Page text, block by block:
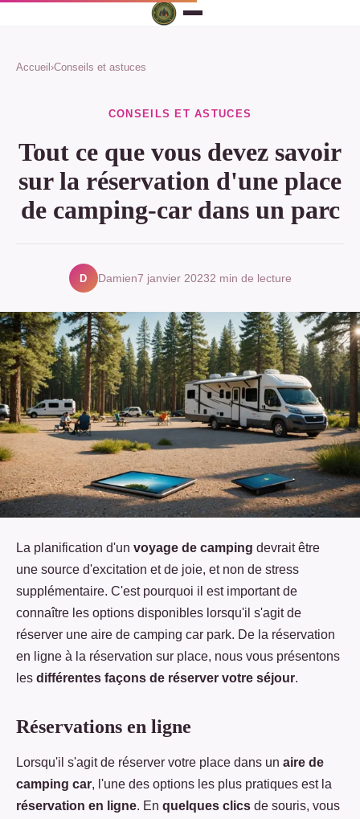
Accueil ›Conseils et astuces
CONSEILS ET ASTUCES
Tout ce que vous devez savoir
sur la réservation d'une place
de camping-car dans un parc
D Damien7 janvier 20232 min de lecture
La planification d'un voyage de camping devrait être
une source d'excitation et de joie, et non de stress
supplémentaire. C'est pourquoi il est important de
connaître les options disponibles lorsqu'il s'agit de
réserver une aire de camping car park. De la réservation
en ligne à la réservation sur place, nous vous présentons
les différentes façons de réserver votre séjour.
Réservations en ligne
Lorsqu'il s'agit de réserver votre place dans un aire de
camping car, l'une des options les plus pratiques est la
réservation en ligne. En quelques clics de souris, vous